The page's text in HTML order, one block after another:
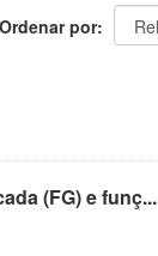
Ordenar por
(FG) e funç...